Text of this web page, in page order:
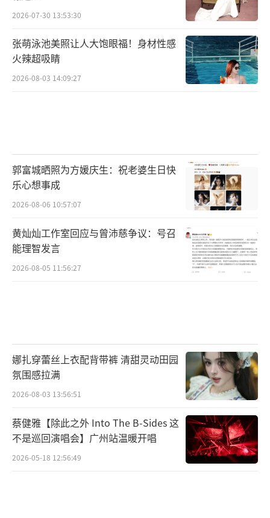
2026-07-30 13:53:30
张萌泳池美照让人大饱眼福！身材性感
火辣超吸睛
2026-08-03 14:09:27
郭富城晒照为方媛庆生：祝老婆生日快
乐心想事成
2026-08-06 10:57:07
黄灿灿工作室回应与曾沛慈争议：号召
能理智发言
2026-08-05 11:56:27
娜扎穿蕾丝上衣配背带裤 清甜灵动田园
氛围感拉满
2026-08-03 13:56:51
蔡健雅【除此之外 Into The B-Sides 这
不是巡回演唱会】广州站温暖开唱
2026-05-18 12:56:49